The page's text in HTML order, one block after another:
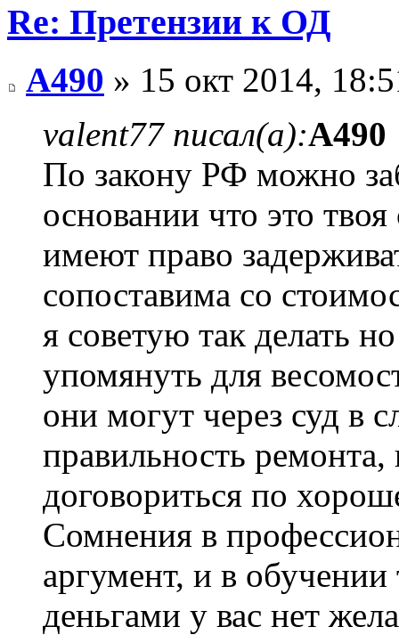
Re: Претензии к ОД
А490 » 15 окт 2014,
valent77 писал(а):А490
По закону РФ можно
основании что это
имеют право
сопоставима со
я советую так делать
упомянуть для
они могут через суд в
правильность
договориться по
Сомнения в
аргумент, и в
деньгами у вас нет